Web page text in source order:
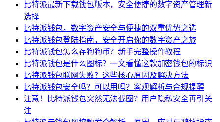
比特派最新下载钱包版本，安全便捷的数字资产管理新
选择
比特派钱包，数字资产安全与便捷的双重优势之选
比特派钱包登陆指南，安全开启你的数字资产之旅
比特派钱包怎么存狗狗币？新手完整操作教程
比特派钱包是什么图标？一文看懂这款加密钱包的标识
比特派钱包联网失败？这些核心原因及解决方法
比特派钱包安全吗？可以用吗？客观解析与合规提醒
注意！比特派钱包突然无法截图？用户隐私安全再引关
注